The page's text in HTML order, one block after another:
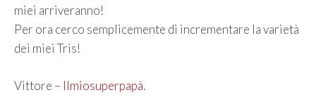
miei arriveranno!
Per ora cerco semplicemente di incrementare la varietà
dei miei Tris!
Vittore – Ilmiosuperpapà.